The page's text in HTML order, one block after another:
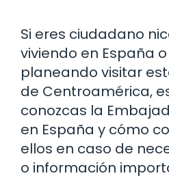
Si eres ciudadano
viviendo en España
planeando visitar
de Centroamérica,
conozcas la
en España y cómo
ellos en caso de
o información